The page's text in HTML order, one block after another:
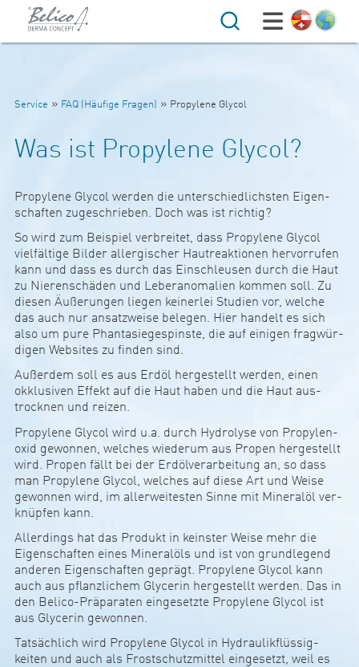
Suche
Service » FAQ (Häufige Fragen) » Propylene Glycol
Was ist Propylene Glycol?
Pro­py­lene Glycol werden die unter­schied­lichsten Eigen­
schaften zuge­schrieben. Doch was ist richtig?
So wird zum Bei­spiel ver­b­reitet, dass Pro­py­lene Glycol
viel­fäl­tige Bilder all­er­gi­scher Hau­t­re­ak­tionen her­vor­rufen
kann und dass es durch das Ein­sch­leusen durch die Haut
zu Nie­ren­schäden und Lebera­no­ma­lien kommen soll. Zu
diesen Äuße­rungen liegen kei­nerlei Stu­dien vor, welche
das auch nur ansatz­weise belegen. Hier han­delt es sich
also um pure Phan­ta­sie­ge­spinste, die auf einigen frag­wür­
digen Web­sites zu finden sind.
Außerdem soll es aus Erdöl her­ge­s­tellt werden, einen
okk­lu­siven Effekt auf die Haut haben und die Haut aus­
trocknen und reizen.
Pro­­­­­py­­­­­lene Glycol wird u.a. durch Hydro­­­lyse von Pro­­­­­py­­­­­len­
oxid gewonnen, wel­ches wie­­­derum aus Propen her­­­ge­s­­­tellt
wird. Propen fällt bei der Erd­öl­ver­­­ar­bei­­­tung an, so dass
man Pro­­­­­py­­­­­lene Glycol, wel­ches auf diese Art und Weise
gewonnen wird, im aller­wei­­­testen Sinne mit Mine­ralöl ver­­­­­
knüpfen kann.
Aller­­dings hat das Pro­­­dukt in keinster Weise mehr die
Eigen­­schaften eines Mine­ralöls und ist von grun­d­­le­­gend
anderen Eigen­­schaften geprägt. Pro­­­py­­­lene Glycol kann
auch aus pflan­z­­li­chem Gly­­cerin her­­ge­s­­tellt werden. Das in
den Belico-Präpa­­raten ein­­ge­­setzte Pro­­­py­­­lene Glycol ist
aus Gly­­cerin gewonnen.
Tat­­säch­­lich wird Pro­­­py­­­lene Glycol in Hydrau­­li­k­flüs­­si­g­
keiten und auch als Frost­­schut­z­­mittel ein­­ge­­setzt, weil es